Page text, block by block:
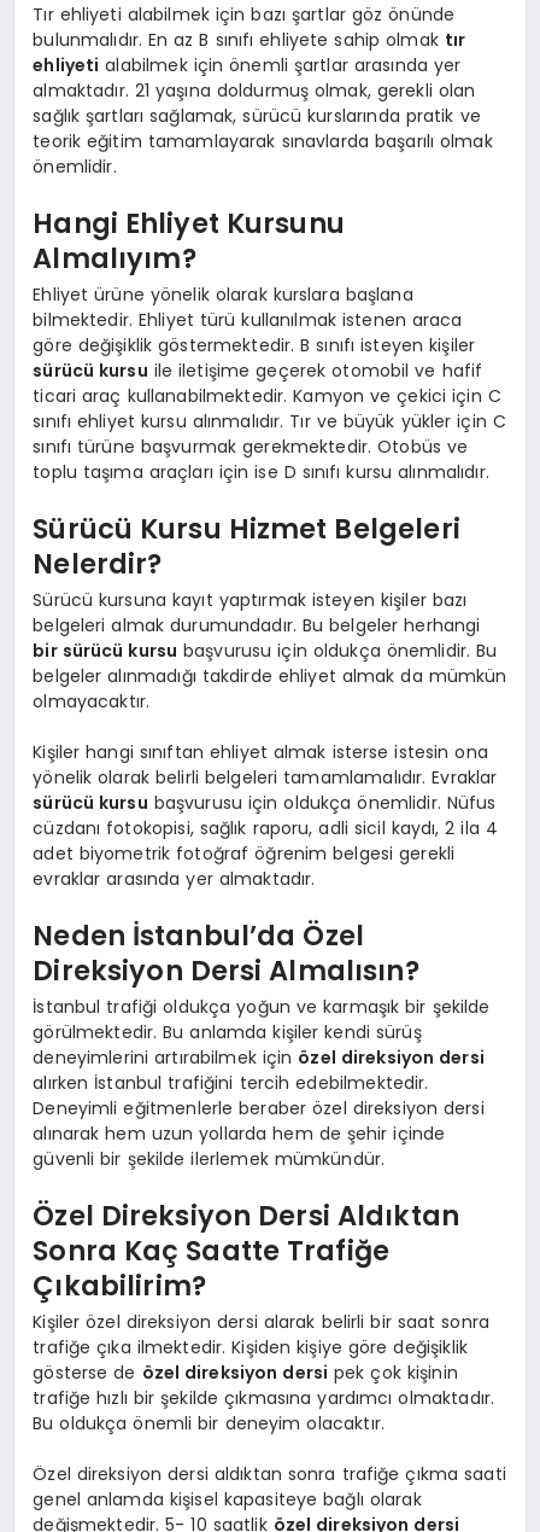
Tır ehliyeti alabilmek için bazı şartlar göz önünde
bulunmalıdır. En az B sınıfı ehliyete sahip olmak tır
ehliyeti alabilmek için önemli şartlar arasında yer
almaktadır. 21 yaşına doldurmuş olmak, gerekli olan
sağlık şartları sağlamak, sürücü kurslarında pratik ve
teorik eğitim tamamlayarak sınavlarda başarılı olmak
önemlidir.
Hangi Ehliyet Kursunu
Almalıyım?
Ehliyet ürüne yönelik olarak kurslara başlana
bilmektedir. Ehliyet türü kullanılmak istenen araca
göre değişiklik göstermektedir. B sınıfı isteyen kişiler
sürücü kursu ile iletişime geçerek otomobil ve hafif
ticari araç kullanabilmektedir. Kamyon ve çekici için C
sınıfı ehliyet kursu alınmalıdır. Tır ve büyük yükler için C
sınıfı türüne başvurmak gerekmektedir. Otobüs ve
toplu taşıma araçları için ise D sınıfı kursu alınmalıdır.
Sürücü Kursu Hizmet Belgeleri
Nelerdir?
Sürücü kursuna kayıt yaptırmak isteyen kişiler bazı
belgeleri almak durumundadır. Bu belgeler herhangi
bir sürücü kursu başvurusu için oldukça önemlidir. Bu
belgeler alınmadığı takdirde ehliyet almak da mümkün
olmayacaktır.
Kişiler hangi sınıftan ehliyet almak isterse istesin ona
yönelik olarak belirli belgeleri tamamlamalıdır. Evraklar
sürücü kursu başvurusu için oldukça önemlidir. Nüfus
cüzdanı fotokopisi, sağlık raporu, adli sicil kaydı, 2 ila 4
adet biyometrik fotoğraf öğrenim belgesi gerekli
evraklar arasında yer almaktadır.
Neden İstanbul’da Özel
Direksiyon Dersi Almalısın?
İstanbul trafiği oldukça yoğun ve karmaşık bir şekilde
görülmektedir. Bu anlamda kişiler kendi sürüş
deneyimlerini artırabilmek için özel direksiyon dersi
alırken İstanbul trafiğini tercih edebilmektedir.
Deneyimli eğitmenlerle beraber özel direksiyon dersi
alınarak hem uzun yollarda hem de şehir içinde
güvenli bir şekilde ilerlemek mümkündür.
Özel Direksiyon Dersi Aldıktan
Sonra Kaç Saatte Trafiğe
Çıkabilirim?
Kişiler özel direksiyon dersi alarak belirli bir saat sonra
trafiğe çıka ilmektedir. Kişiden kişiye göre değişiklik
gösterse de özel direksiyon dersi pek çok kişinin
trafiğe hızlı bir şekilde çıkmasına yardımcı olmaktadır.
Bu oldukça önemli bir deneyim olacaktır.
Özel direksiyon dersi aldıktan sonra trafiğe çıkma saati
genel anlamda kişisel kapasiteye bağlı olarak
değişmektedir. 5- 10 saatlik özel direksiyon dersi